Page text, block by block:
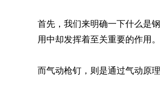
首先，我们来明确一下什么是
用中却发挥着至关重要的作用
而气动枪钉，则是通过气动原